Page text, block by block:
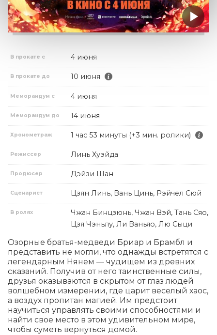
В прокате с 4 июня
В прокате до 10 июня
Меморандум с 4 июня
Меморандум до 14 июня
Хронометраж 1 час 53 минуты (+3 мин. ролики)
Режиссер Линь Хуэйда
Продюсер Дэйзи Шан
Сценарист Цзян Линь, Вань Цинь, Рэйчел Сюй
В ролях
Чжан Бинцзюнь, Чжан Вэй, Тань Сяо,
Цзя Чэньлу, Ли Ваньяо, Лю Сыци
Озорные братья-медведи Бриар и Брамбл и
представить не могли, что однажды встретятся с
легендарным Нянем — чудищем из древних
сказаний. Получив от него таинственные силы,
друзья оказываются в скрытом от глаз людей
волшебном измерении, где царит веселый хаос,
а воздух пропитан магией. Им предстоит
научиться управлять своими способностями и
найти свое место в этом удивительном мире,
чтобы суметь вернуться домой.